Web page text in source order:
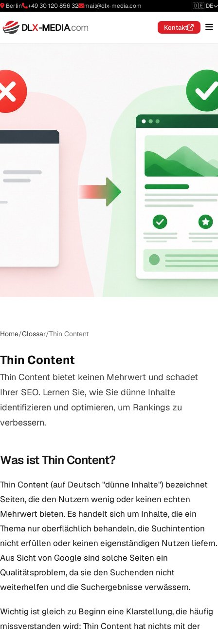
Berlin +49 30 120 856 32 mail@dlx-media.com 🇩🇪 DE
DLX-MEDIA.com Kontakt
Home/Glossar/Thin Content
Thin Content
Thin Content bietet keinen Mehrwert und schadet
Ihrer SEO. Lernen Sie, wie Sie dünne Inhalte
identifizieren und optimieren, um Rankings zu
verbessern.
Was ist Thin Content?
Thin Content (auf Deutsch "dünne Inhalte") bezeichnet
Seiten, die den Nutzern wenig oder keinen echten
Mehrwert bieten. Es handelt sich um Inhalte, die ein
Thema nur oberflächlich behandeln, die Suchintention
nicht erfüllen oder keinen eigenständigen Nutzen liefern.
Aus Sicht von Google sind solche Seiten ein
Qualitätsproblem, da sie den Suchenden nicht
weiterhelfen und die Suchergebnisse verwässern.
Wichtig ist gleich zu Beginn eine Klarstellung, die häufig
missverstanden wird: Thin Content hat nichts mit der